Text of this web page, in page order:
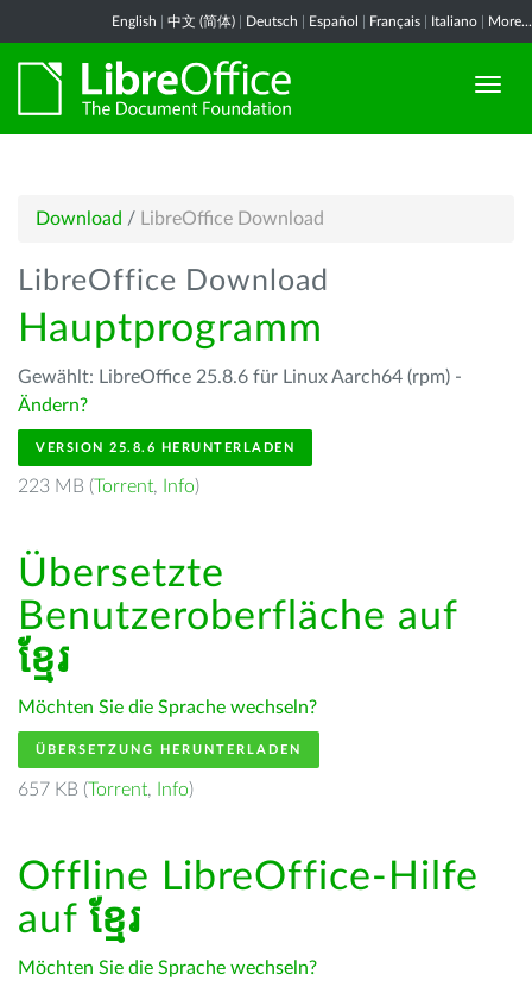
English 中文 (简体) Deutsch Español Français Italiano More...
Download / LibreOffice Download
LibreOffice Download
Hauptprogramm
Gewählt: LibreOffice 25.8.6 für Linux Aarch64 (rpm) -
Ändern?
VERSION 25.8.6 HERUNTERLADEN
223 MB (Torrent, Info)
Übersetzte
Benutzeroberfläche auf
ខ្មែរ
Möchten Sie die Sprache wechseln?
ÜBERSETZUNG HERUNTERLADEN
657 KB (Torrent, Info)
Offline LibreOffice-Hilfe
auf ខ្មែរ
Möchten Sie die Sprache wechseln?